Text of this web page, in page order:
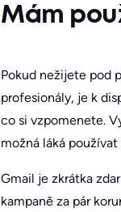
Mám
Pokud nežijete pod
profesionály, je k
co si vzpomenete.
možná láká
Gmail je zkrátka
kampaně za pár